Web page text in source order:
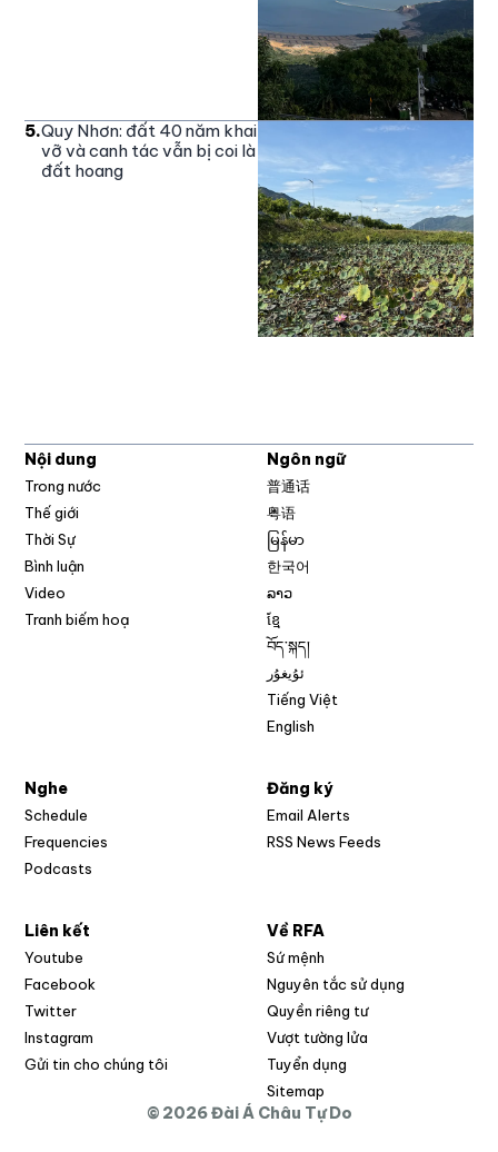
5.Quy Nhơn: đất 40 năm khai
vỡ và canh tác vẫn bị coi là
đất hoang
Nội dung
Trong nước
Thế giới
Thời Sự
Bình luận
Video
Tranh biếm hoạ
Ngôn ngữ
普通话
粤语
မြန်မာ
한국어
ລາວ
ខ្មែ
བོད་སྐད།
ئۇيغۇر
Tiếng Việt
English
Nghe
Schedule
Frequencies
Podcasts
Đăng ký
Email Alerts
RSS News Feeds
Liên kết
Youtube
Facebook
Twitter
Instagram
Gửi tin cho chúng tôi
Về RFA
Sứ mệnh
Nguyên tắc sử dụng
Quyền riêng tư
Vượt tường lửa
Tuyển dụng
Sitemap
© 2026 Đài Á Châu Tự Do